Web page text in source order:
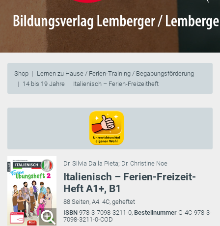
Shop
Lernen zu Hause / Ferien-Training / Begabungsförderung
14 bis 19 Jahre
Italienisch – Ferien-Freizeitheft
Dr. Silvia Dalla Pieta; Dr. Christine Noe
Italienisch – Ferien-Freizeit-
Heft A1+, B1
88 Seiten, A4. 4C, geheftet
ISBN 978-3-7098-3211-0, Bestellnummer G-4C-978-3-
7098-3211-0-COD